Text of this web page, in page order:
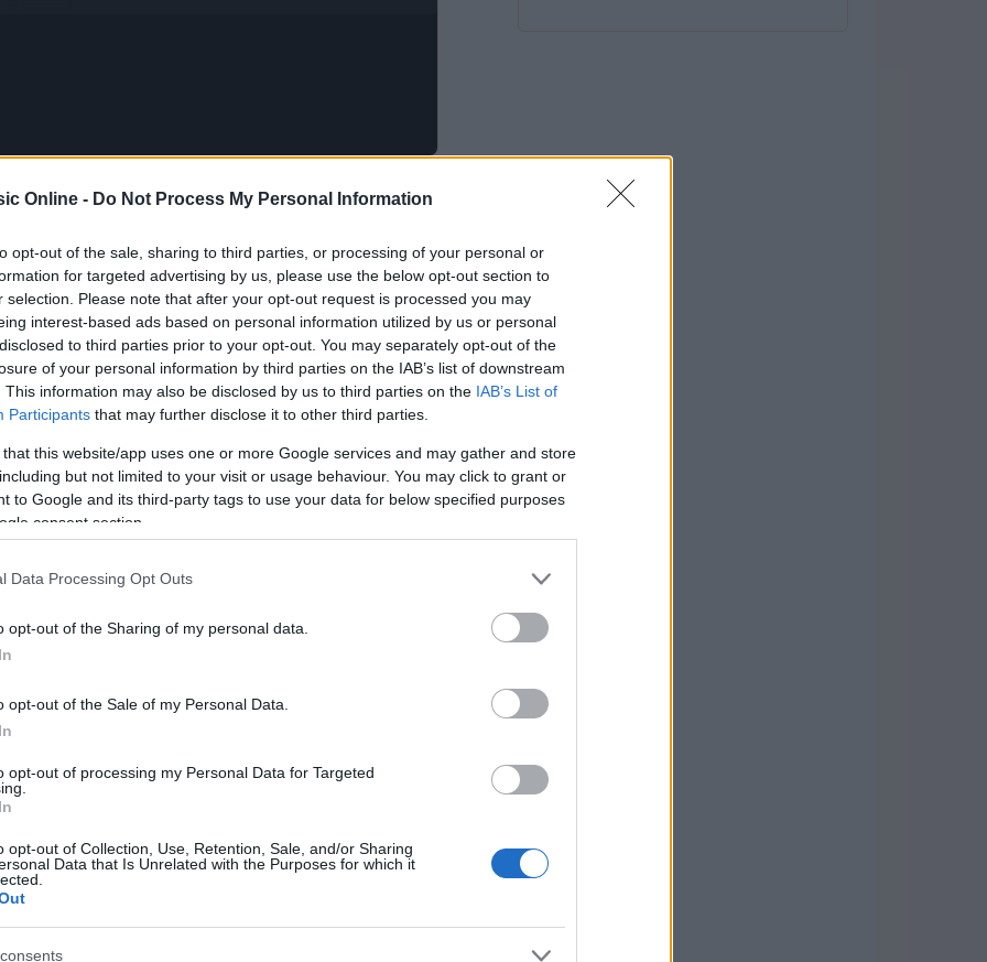
Online - Do Not Process My Personal Information
opt-out of the sale, sharing to third parties, or processing of your personal or
for targeted advertising by us, please use the below opt-out section to
selection. Please note that after your opt-out request is processed you may
interest-based ads based on personal information utilized by us or personal
to third parties prior to your opt-out. You may separately opt-out of the
of your personal information by third parties on the IAB’s list of downstream
This information may also be disclosed by us to third parties on the IAB’s List of
Participants that may further disclose it to other third parties.
that this website/app uses one or more Google services and may gather and store
but not limited to your visit or usage behaviour. You may click to grant or
to Google and its third-party tags to use your data for below specified purposes
consent section.
Data Processing Opt Outs
opt-out of the Sharing of my personal data.
opt-out of the Sale of my Personal Data.
opt-out of processing my Personal Data for Targeted
opt-out of Collection, Use, Retention, Sale, and/or Sharing
Data that Is Unrelated with the Purposes for which it
per le sue hit estive che spaccano le
Dopo la fine del suo matrimonio con
di prendersi un momento per riflettere e
a catturare il suo cuore in questa torrida
e Clara
con prepotenza nel panorama gossip.
il pubblico italiano con le sue
l’attenzione di Fedez. I due hanno collaborato